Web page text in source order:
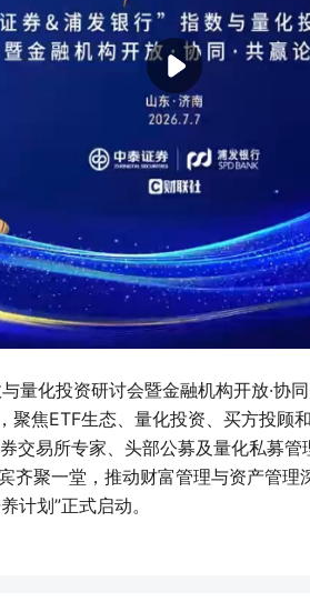
量化投资研讨会暨金融机构开放·协
聚焦ETF生态、量化投资、买方投顾
交易所专家、头部公募及量化私募
齐聚一堂，推动财富管理与资产管理
计划”正式启动。